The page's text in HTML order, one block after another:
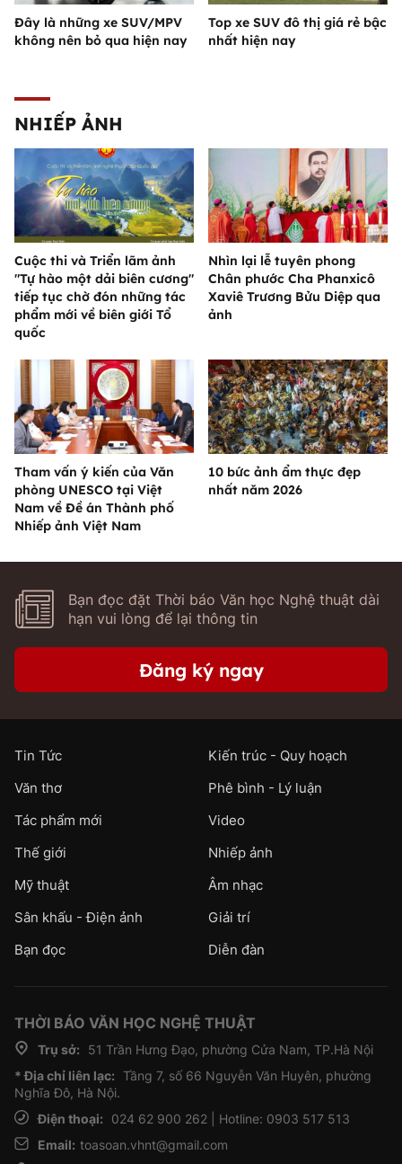
Đây là những xe SUV/MPV
không nên bỏ qua hiện nay
Top xe SUV đô thị giá rẻ bậc
nhất hiện nay
NHIẾP ẢNH
Cuộc thi và Triển lãm ảnh
"Tự hào một dải biên cương"
tiếp tục chờ đón những tác
phẩm mới về biên giới Tổ
quốc
Nhìn lại lễ tuyên phong
Chân phước Cha Phanxicô
Xaviê Trương Bửu Diệp qua
ảnh
Tham vấn ý kiến của Văn
phòng UNESCO tại Việt
Nam về Đề án Thành phố
Nhiếp ảnh Việt Nam
10 bức ảnh ẩm thực đẹp
nhất năm 2026
Bạn đọc đặt Thời báo Văn học Nghệ thuật dài
hạn vui lòng để lại thông tin
Đăng ký ngay
Tin Tức
Kiến trúc - Quy hoạch
Văn thơ
Phê bình - Lý luận
Tác phẩm mới
Video
Thế giới
Nhiếp ảnh
Mỹ thuật
Âm nhạc
Sân khấu - Điện ảnh
Giải trí
Bạn đọc
Diễn đàn
THỜI BÁO VĂN HỌC NGHỆ THUẬT
Trụ sở:
51 Trần Hưng Đạo, phường Cửa Nam, TP.Hà Nội
* Địa chỉ liên lạc: Tầng 7, số 66 Nguyễn Văn Huyên, phường
Nghĩa Đô, Hà Nội.
Điện thoại:
024 62 900 262 | Hotline: 0903 517 513
Email: toasoan.vhnt@gmail.com